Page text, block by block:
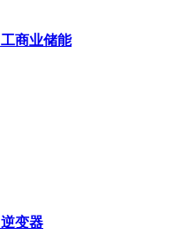
工商业储能
逆变器